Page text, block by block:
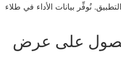
نُوفِّر بيانات الأداء في طلاء
على عرض